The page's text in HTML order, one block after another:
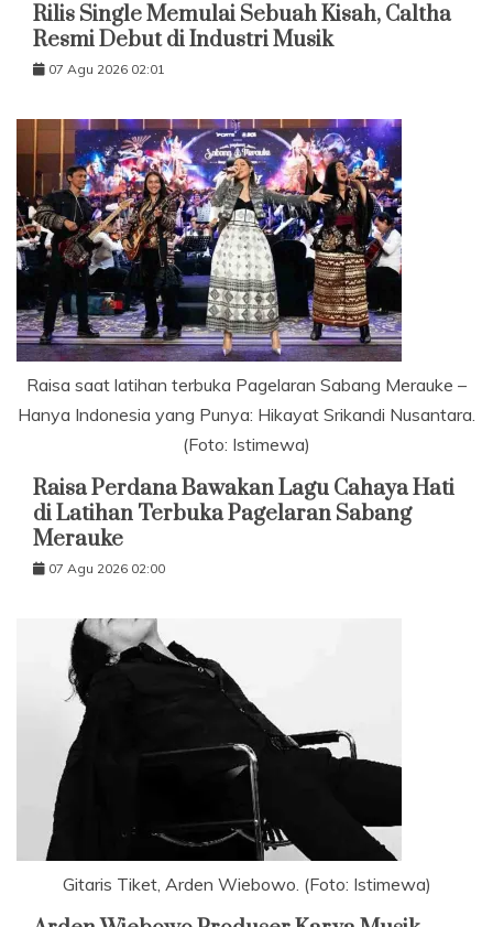
Rilis Single Memulai Sebuah Kisah, Caltha
Resmi Debut di Industri Musik
07 Agu 2026 02:01
Raisa saat latihan terbuka Pagelaran Sabang Merauke –
Hanya Indonesia yang Punya: Hikayat Srikandi Nusantara.
(Foto: Istimewa)
Raisa Perdana Bawakan Lagu Cahaya Hati
di Latihan Terbuka Pagelaran Sabang
Merauke
07 Agu 2026 02:00
Gitaris Tiket, Arden Wiebowo. (Foto: Istimewa)